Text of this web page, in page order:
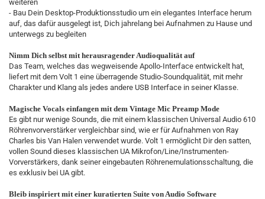
weiteren
- Bau Dein Desktop-Produktionsstudio um ein elegantes Interface herum
auf, das dafür ausgelegt ist, Dich jahrelang bei Aufnahmen zu Hause und
unterwegs zu begleiten
Nimm Dich selbst mit herausragender Audioqualität auf
Das Team, welches das wegweisende Apollo-Interface entwickelt hat,
liefert mit dem Volt 1 eine überragende Studio-Soundqualität, mit mehr
Charakter und Klang als jedes andere USB Interface in seiner Klasse.
Magische Vocals einfangen mit dem Vintage Mic Preamp Mode
Es gibt nur wenige Sounds, die mit einem klassischen Universal Audio 610
Röhrenvorverstärker vergleichbar sind, wie er für Aufnahmen von Ray
Charles bis Van Halen verwendet wurde. Volt 1 ermöglicht Dir den satten,
vollen Sound dieses klassischen UA Mikrofon/Line/Instrumenten-
Vorverstärkers, dank seiner eingebauten Röhrenemulationsschaltung, die
es exklusiv bei UA gibt.
Bleib inspiriert mit einer kuratierten Suite von Audio Software